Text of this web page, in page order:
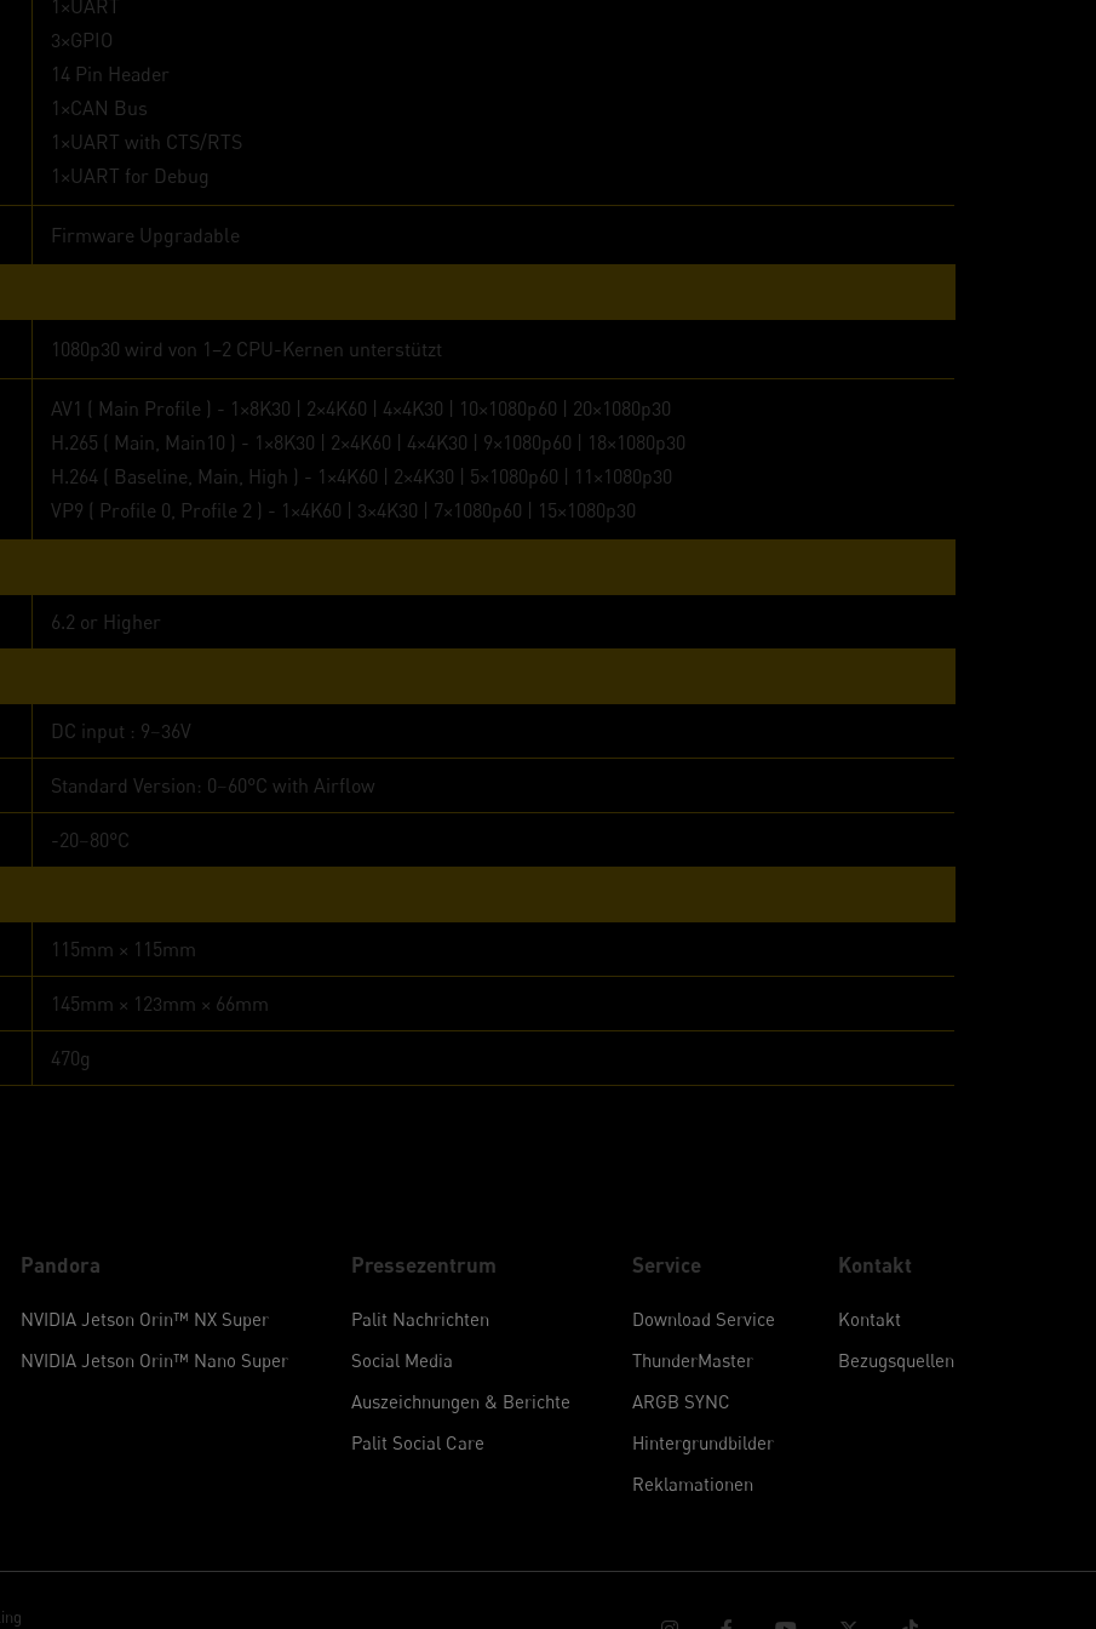
1×UART
3×GPIO
14 Pin Header
1×CAN Bus
1×UART with CTS/RTS
1×UART for Debug
Firmware Upgradable
1080p30 wird von 1–2 CPU-Kernen unterstützt
AV1 ( Main Profile ) - 1×8K30 | 2×4K60 | 4×4K30 | 10×1080p60 | 20×1080p30
H.265 ( Main, Main10 ) - 1×8K30 | 2×4K60 | 4×4K30 | 9×1080p60 | 18×1080p30
H.264 ( Baseline, Main, High ) - 1×4K60 | 2×4K30 | 5×1080p60 | 11×1080p30
VP9 ( Profile 0, Profile 2 ) - 1×4K60 | 3×4K30 | 7×1080p60 | 15×1080p30
6.2 or Higher
DC input : 9~36V
Standard Version: 0~60°C with Airflow
-20~80°C
115mm × 115mm
145mm × 123mm × 66mm
470g
Pandora
NVIDIA Jetson Orin™ NX Super
NVIDIA Jetson Orin™ Nano Super
Pressezentrum
Palit Nachrichten
Social Media
Auszeichnungen & Berichte
Palit Social Care
Service
Download Service
ThunderMaster
ARGB SYNC
Hintergrundbilder
Reklamationen
Kontakt
Kontakt
Bezugsquellen